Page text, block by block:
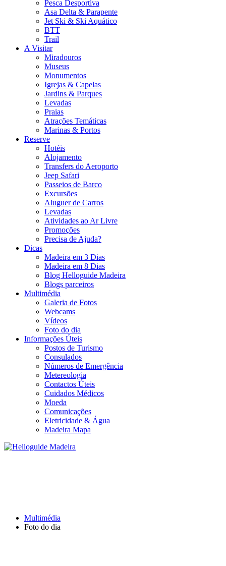
Pesca Desportiva
Asa Delta & Parapente
Jet Ski & Ski Aquático
BTT
Trail
A Visitar
Miradouros
Museus
Monumentos
Igrejas & Capelas
Jardins & Parques
Levadas
Praias
Atrações Temáticas
Marinas & Portos
Reserve
Hotéis
Alojamento
Transfers do Aeroporto
Jeep Safari
Passeios de Barco
Excursões
Aluguer de Carros
Levadas
Atividades ao Ar Livre
Promoções
Precisa de Ajuda?
Dicas
Madeira em 3 Dias
Madeira em 8 Dias
Blog Helloguide Madeira
Blogs parceiros
Multimédia
Galeria de Fotos
Webcams
Vídeos
Foto do dia
Informações Úteis
Postos de Turismo
Consulados
Números de Emergência
Metereologia
Contactos Úteis
Cuidados Médicos
Moeda
Comunicações
Eletricidade & Água
Madeira Mapa
Multimédia
Foto do dia